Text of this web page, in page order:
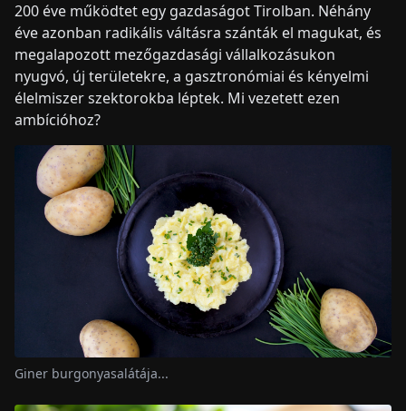
200 éve működtet egy gazdaságot Tirolban. Néhány
éve azonban radikális váltásra szánták el magukat, és
megalapozott mezőgazdasági vállalkozásukon
nyugvó, új területekre, a gasztronómiai és kényelmi
élelmiszer szektorokba léptek. Mi vezetett ezen
ambícióhoz?
Giner burgonyasalátája...